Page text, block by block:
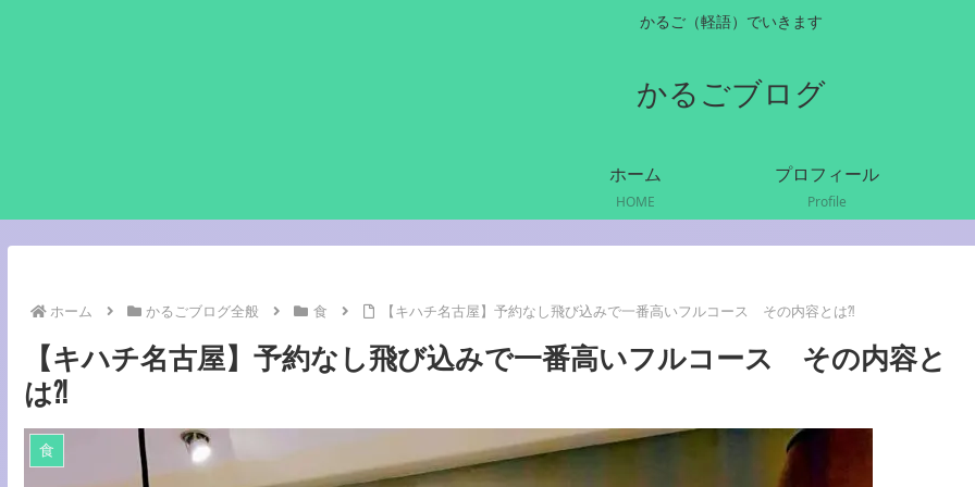
かるご（軽語）でいきます
かるごブログ
ホーム
HOME
プロフィール
Profile
ホーム かるごブログ全般 食 【キハチ名古屋】予約なし飛び込みで一番高いフルコース その内容とは⁈
【キハチ名古屋】予約なし飛び込みで一番高いフルコース その内容と
は⁈
食